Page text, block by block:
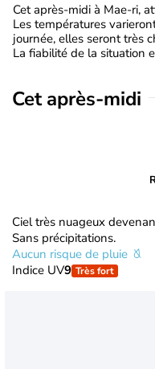
Cet après-midi à Mae-ri,
Les températures
journée, elles seront très
La fiabilité de la situation
Cet après-midi
Ciel très nuageux
Sans précipitations.
Aucun risque de pluie
Indice UV9 Très fort